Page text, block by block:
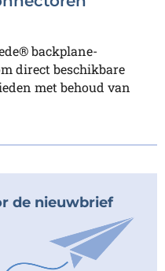
backplane-
direct beschikbare
met behoud van
de nieuwbrief